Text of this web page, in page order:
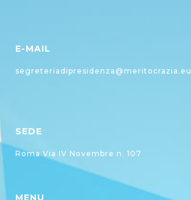
E-MAIL
segreteriadipresidenza@meritocrazia.eu
SEDE
Roma Via IV Novembre n. 107
MENU